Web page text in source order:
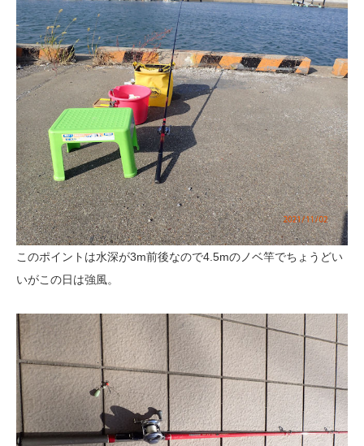
このポイントは水深が3m前後なので4.5mのノベ竿でちょうどい
いがこの日は強風。